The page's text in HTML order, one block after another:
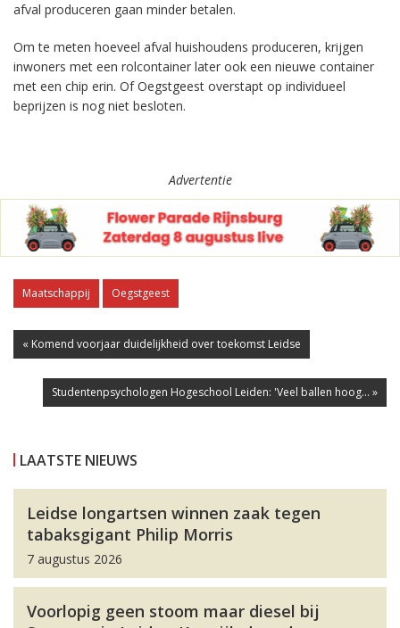
afval produceren gaan minder betalen.
Om te meten hoeveel afval huishoudens produceren, krijgen
inwoners met een rolcontainer later ook een nieuwe container
met een chip erin. Of Oegstgeest overstapt op individueel
beprijzen is nog niet besloten.
Advertentie
Maatschappij Oegstgeest
« Komend voorjaar duidelijkheid over toekomst Leidse
Studentenpsychologen Hogeschool Leiden: 'Veel ballen hoog... »
LAATSTE NIEUWS
Leidse longartsen winnen zaak tegen
tabaksgigant Philip Morris
7 augustus 2026
Voorlopig geen stoom maar diesel bij